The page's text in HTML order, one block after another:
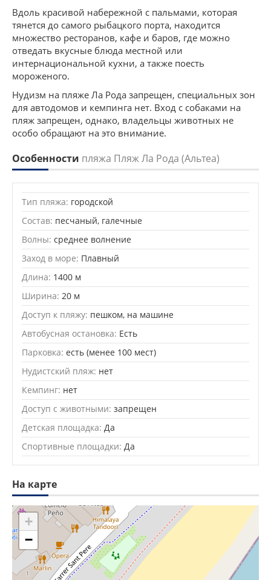
Вдоль красивой набережной с пальмами, которая
тянется до самого рыбацкого порта, находится
множество ресторанов, кафе и баров, где можно
отведать вкусные блюда местной или
интернациональной кухни, а также поесть
мороженого.
Нудизм на пляже Ла Рода запрещен, специальных зон
для автодомов и кемпинга нет. Вход с собаками на
пляж запрещен, однако, владельцы животных не
особо обращают на это внимание.
Особенности пляжа Пляж Ла Рода (Альтеа)
Тип пляжа: городской
Состав: песчаный, галечные
Волны: среднее волнение
Заход в море: Плавный
Длина: 1400 м
Ширина: 20 м
Доступ к пляжу: пешком, на машине
Автобусная остановка: Есть
Парковка: есть (менее 100 мест)
Нудистский пляж: нет
Кемпинг: нет
Доступ с животными: запрещен
Детская площадка: Да
Спортивные площадки: Да
На карте
+
−